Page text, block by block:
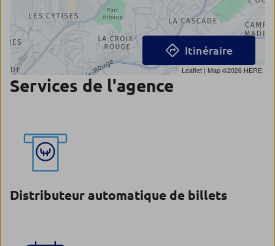
Leaflet | Map ©2026 HERE
Itinéraire
Services de l'agence
Distributeur automatique de billets